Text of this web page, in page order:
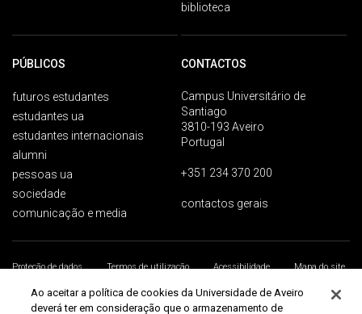
biblioteca
PÚBLICOS
futuros estudantes
estudantes ua
estudantes internacionais
alumni
pessoas ua
sociedade
comunicação e media
CONTACTOS
Campus Universitário de
Santiago
3810-193 Aveiro
Portugal
+351 234 370 200
contactos gerais
Proteção de dados Termos de utilização Acessibilidade
Mapa do site
Universidade de Aveiro 2026
Ao aceitar a política de cookies da Universidade de Aveiro
deverá ter em consideração que o armazenamento de